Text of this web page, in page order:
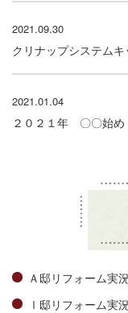
2021.09.30
クリナップシステム
2021.01.04
２０２１年 〇〇始め
Ａ邸リフォーム実
Ⅰ邸リフォーム実